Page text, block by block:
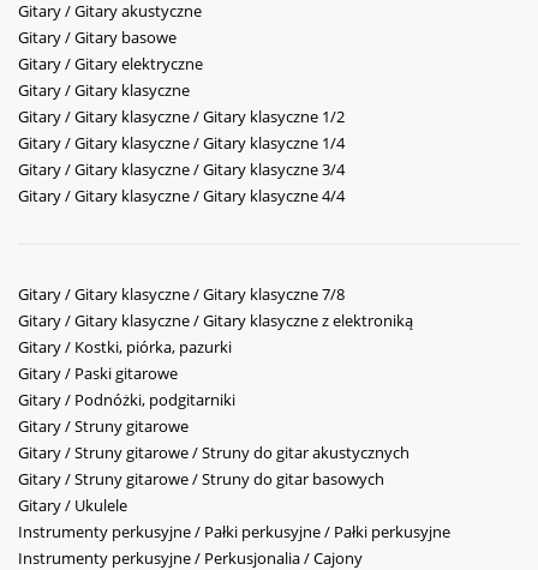
Gitary / Gitary akustyczne
Gitary / Gitary basowe
Gitary / Gitary elektryczne
Gitary / Gitary klasyczne
Gitary / Gitary klasyczne / Gitary klasyczne 1/2
Gitary / Gitary klasyczne / Gitary klasyczne 1/4
Gitary / Gitary klasyczne / Gitary klasyczne 3/4
Gitary / Gitary klasyczne / Gitary klasyczne 4/4
Gitary / Gitary klasyczne / Gitary klasyczne 7/8
Gitary / Gitary klasyczne / Gitary klasyczne z elektroniką
Gitary / Kostki, piórka, pazurki
Gitary / Paski gitarowe
Gitary / Podnóżki, podgitarniki
Gitary / Struny gitarowe
Gitary / Struny gitarowe / Struny do gitar akustycznych
Gitary / Struny gitarowe / Struny do gitar basowych
Gitary / Ukulele
Instrumenty perkusyjne / Pałki perkusyjne / Pałki perkusyjne
Instrumenty perkusyjne / Perkusjonalia / Cajony